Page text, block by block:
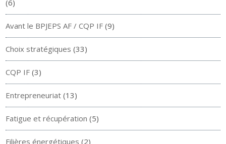
(6)
Avant le BPJEPS AF / CQP IF (9)
Choix stratégiques (33)
CQP IF (3)
Entrepreneuriat (13)
Fatigue et récupération (5)
Filières énergétiques (2)